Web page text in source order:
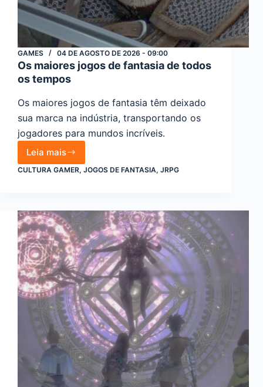
GAMES 04 DE AGOSTO DE 2026 - 09:00
Os maiores jogos de fantasia de todos
os tempos
Os maiores jogos de fantasia têm deixado
sua marca na indústria, transportando os
jogadores para mundos incríveis.
Leia mais
Os
maiores
fantasia
de
todos
os
tempos
CULTURA GAMER, JOGOS DE FANTASIA, JRPG